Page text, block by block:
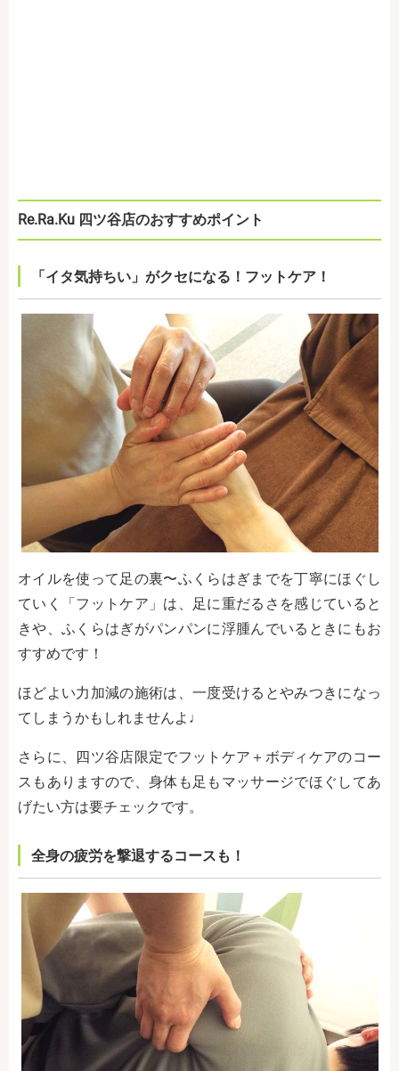
Re.Ra.Ku 四ツ谷店のおすすめポイント
「イタ気持ちい」がクセになる！フットケア！
オイルを使って足の裏〜ふくらはぎまでを丁寧にほぐし
ていく「フットケア」は、足に重だるさを感じていると
きや、ふくらはぎがパンパンに浮腫んでいるときにもお
すすめです！
ほどよい力加減の施術は、一度受けるとやみつきになっ
てしまうかもしれませんよ♩
さらに、四ツ谷店限定でフットケア＋ボディケアのコー
スもありますので、身体も足もマッサージでほぐしてあ
げたい方は要チェックです。
全身の疲労を撃退するコースも！